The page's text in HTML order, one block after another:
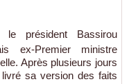
le président Bassirou
ex-Premier ministre
Après plusieurs jours
sa version des faits